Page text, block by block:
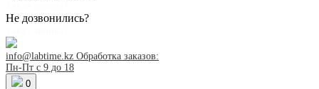
Не дозвонились?
info@labtime.kz Обработка заказов:
Пн-Пт с 9 до 18
0